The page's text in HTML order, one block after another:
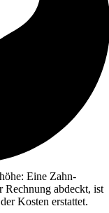
Eine Zahn-
Rechnung abdeckt, ist
Kosten erstattet.